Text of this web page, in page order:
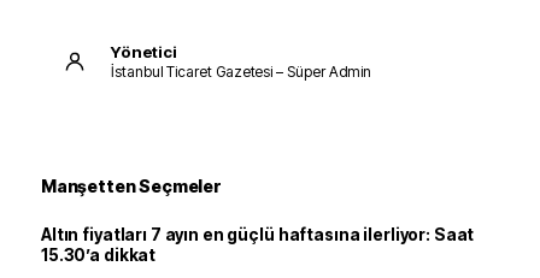
Yönetici
İstanbul Ticaret Gazetesi – Süper Admin
Manşetten Seçmeler
Altın fiyatları 7 ayın en güçlü haftasına ilerliyor: Saat
15.30’a dikkat